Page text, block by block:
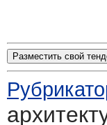
Разместить свой